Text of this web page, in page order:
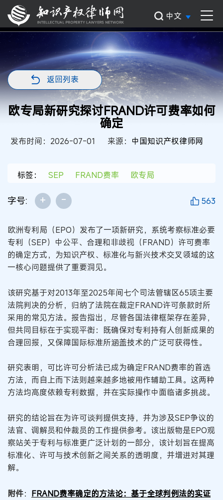
中文
返回列表
欧专局新研究探讨FRAND许可费率如何
确定
发布时间：2026-07-01 来源： 中国知识产权律师网
标签： SEP FRAND费率 欧专局
字号: + - 563
欧洲专利局（EPO）发布了一项新研究，系统考察标准必要
专利（SEP）中公平、合理和非歧视（FRAND）许可费率
的确定方式，为知识产权、标准化与新兴技术交叉领域的这
一核心问题提供了重要洞见。
该研究基于对2013年至2025年间七个司法管辖区65项主要
法院判决的分析，归纳了法院在裁定FRAND许可条款时所
采用的常见方法。报告指出，尽管各国法律框架存在差异，
但共同目标在于实现平衡：既确保对专利持有人创新成果的
合理回报，又保障国际标准所涵盖技术的广泛可获得性。
研究表明，可比许可分析法已成为确定FRAND费率的首选
方法，而自上而下法则越来越多地被用作辅助工具。这两种
方法均高度依赖专利数据，并在实际操作中面临诸多挑战。
研究的结论旨在为许可谈判提供支持，并为涉及SEP争议的
法官、调解员和仲裁员的工作提供参考。该出版物是EPO观
察站关于专利与标准更广泛计划的一部分，该计划旨在提高
标准化、许可与技术创新之间关系的透明度，并增进对其理
解。
附件： FRAND费率确定的方法论：基于全球判例法的实证